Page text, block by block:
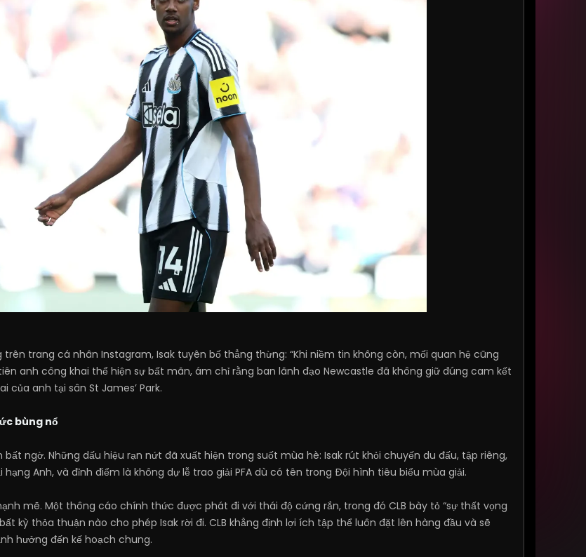
trang cá nhân Instagram, Isak tuyên bố thẳng thừng: “Khi niềm tin không còn, mối quan hệ cũng
anh công khai thể hiện sự bất mãn, ám chỉ rằng ban lãnh đạo Newcastle đã không giữ đúng cam kết
của anh tại sân St James’ Park.
bùng nổ
ngờ. Những dấu hiệu rạn nứt đã xuất hiện trong suốt mùa hè: Isak rút khỏi chuyến du đấu, tập riêng,
Anh, và đỉnh điểm là không dự lễ trao giải PFA dù có tên trong Đội hình tiêu biểu mùa giải.
mẽ. Một thông cáo chính thức được phát đi với thái độ cứng rắn, trong đó CLB bày tỏ “sự thất vọng
kỳ thỏa thuận nào cho phép Isak rời đi. CLB khẳng định lợi ích tập thể luôn đặt lên hàng đầu và sẽ
hưởng đến kế hoạch chung.